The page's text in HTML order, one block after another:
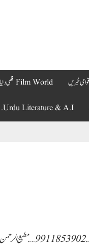
Film World فلمی دنیا
Urdu Literature & A.I. اردو ادب اور اے آٸ